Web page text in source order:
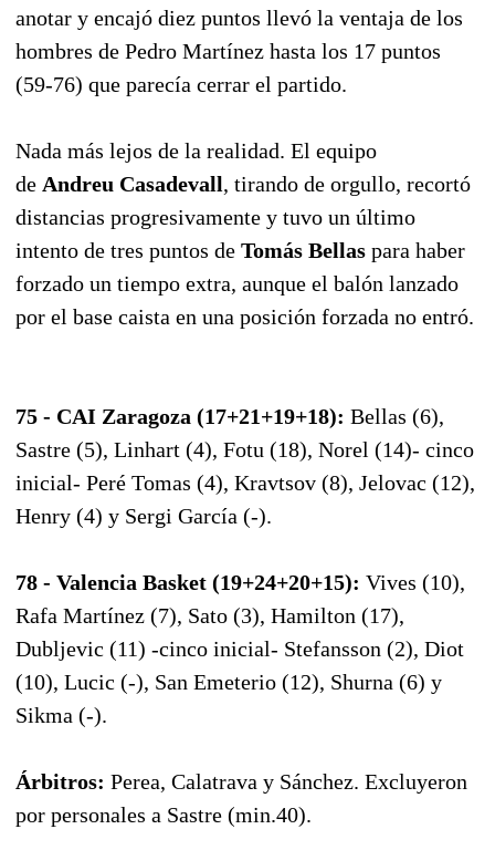
anotar y encajó diez puntos llevó la ventaja de los
hombres de Pedro Martínez hasta los 17 puntos
(59-76) que parecía cerrar el partido.
Nada más lejos de la realidad. El equipo
de Andreu Casadevall, tirando de orgullo, recortó
distancias progresivamente y tuvo un último
intento de tres puntos de Tomás Bellas para haber
forzado un tiempo extra, aunque el balón lanzado
por el base caista en una posición forzada no entró.
75 - CAI Zaragoza (17+21+19+18): Bellas (6),
Sastre (5), Linhart (4), Fotu (18), Norel (14)- cinco
inicial- Peré Tomas (4), Kravtsov (8), Jelovac (12),
Henry (4) y Sergi García (-).
78 - Valencia Basket (19+24+20+15): Vives (10),
Rafa Martínez (7), Sato (3), Hamilton (17),
Dubljevic (11) -cinco inicial- Stefansson (2), Diot
(10), Lucic (-), San Emeterio (12), Shurna (6) y
Sikma (-).
Árbitros: Perea, Calatrava y Sánchez. Excluyeron
por personales a Sastre (min.40).